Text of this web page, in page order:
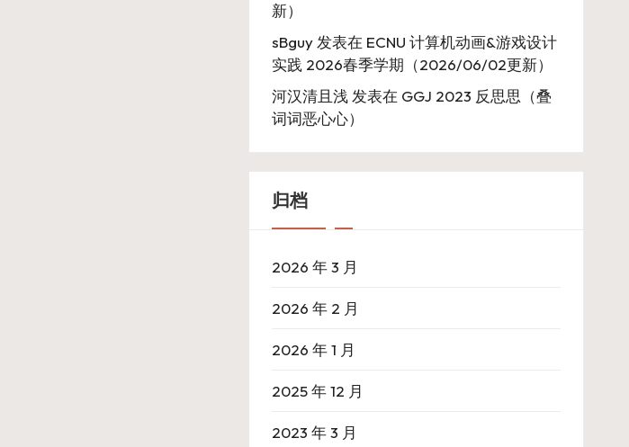
新）
sBguy发表在 ECNU 计算机动画&游戏设计
实践 2026春季学期（2026/06/02更新）
河汉清且浅发表在 GGJ 2023 反思思（叠
词词恶心心）
归档
2026 年 3 月
2026 年 2 月
2026 年 1 月
2025 年 12 月
2023 年 3 月